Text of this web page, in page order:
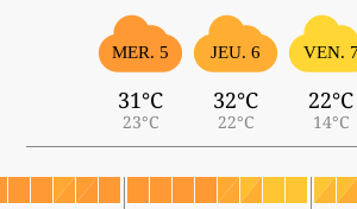
MER. 5
31°C
23°C
JEU. 6
32°C
22°C
VEN. 7
22°C
14°C